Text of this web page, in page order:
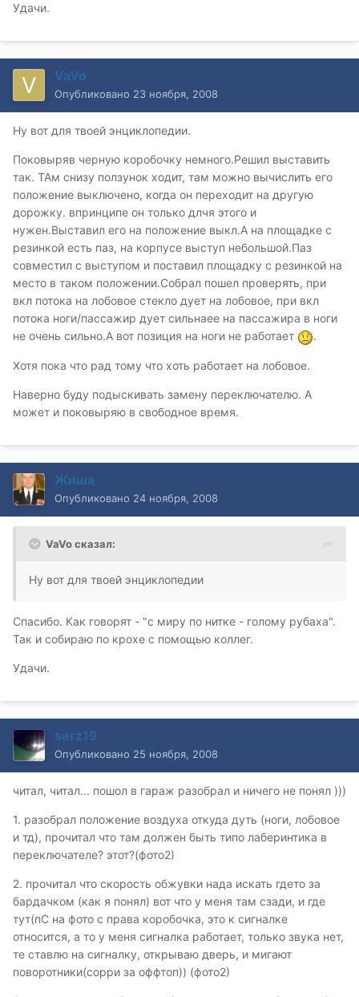
Удачи.
VaVo
Опубликовано 23 ноября, 2008
Ну вот для твоей энциклопедии.
Поковыряв черную коробочку немного.Решил выставить
так. ТАм снизу ползунок ходит, там можно вычислить его
положение выключено, когда он переходит на другую
дорожку. впринципе он только длчя этого и
нужен.Выставил его на положение выкл.А на площадке с
резинкой есть паз, на корпусе выступ небольшой.Паз
совместил с выступом и поставил площадку с резинкой на
место в таком положении.Собрал пошел проверять, при
вкл потока на лобовое стекло дует на лобовое, при вкл
потока ноги/пассажир дует сильнаее на пассажира в ноги
не очень сильно.А вот позиция на ноги не работает
.
Хотя пока что рад тому что хоть работает на лобовое.
Наверно буду подыскивать замену переключателю. А
может и поковыряю в свободное время.
Жиша
Опубликовано 24 ноября, 2008
VaVo сказал:
Ну вот для твоей энциклопедии
Спасибо. Как говорят - "с миру по нитке - голому рубаха".
Так и собираю по крохе с помощью коллег.
Удачи.
serz19
Опубликовано 25 ноября, 2008
читал, читал... пошол в гараж разобрал и ничего не понял )))
1. разобрал положение воздуха откуда дуть (ноги, лобовое
и тд), прочитал что там должен быть типо лаберинтика в
переключателе? этот?(фото2)
2. прочитал что скорость обжувки нада искать гдето за
бардачком (как я понял) вот что у меня там сзади, и где
тут(пС на фото с права коробочка, это к сигналке
относится, а то у меня сигналка работает, только звука нет,
те ставлю на сигналку, открываю дверь, и мигают
поворотники(сорри за оффтоп)) (фото2)